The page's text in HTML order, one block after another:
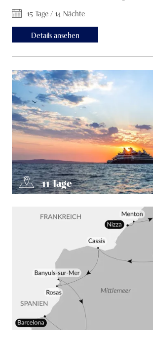
15 Tage / 14 Nächte
Details ansehen
11Tage